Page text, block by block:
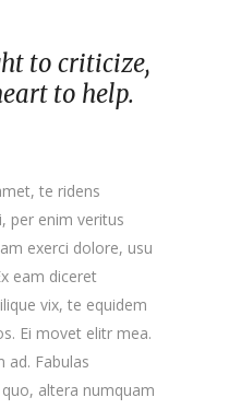
to criticize,
to help.
te ridens
per enim veritus
exerci dolore, usu
eam diceret
vix, te equidem
Ei movet elitr mea.
ad. Fabulas
altera numquam